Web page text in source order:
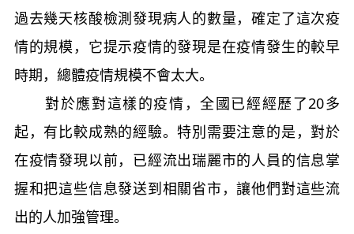
過去幾天核酸檢測發現病人的數量，確定了這次疫
情的規模，它提示疫情的發現是在疫情發生的較早
時期，總體疫情規模不會太大。
對於應對這樣的疫情，全國已經經歷了20多
起，有比較成熟的經驗。特別需要注意的是，對於
在疫情發現以前，已經流出瑞麗市的人員的信息掌
握和把這些信息發送到相關省市，讓他們對這些流
出的人加強管理。